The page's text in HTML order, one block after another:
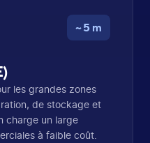
~ 5 m
les grandes zones
de stockage et
charge un large
à faible coût.